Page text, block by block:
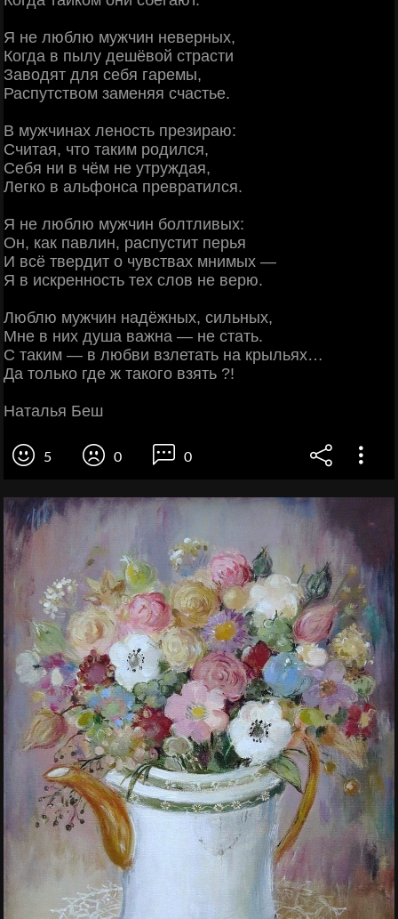
Я не люблю мужчин неверных,
Когда в пылу дешёвой страсти
Заводят для себя гаремы,
Распутством заменяя счастье.
В мужчинах леность презираю:
Считая, что таким родился,
Себя ни в чём не утруждая,
Легко в альфонса превратился.
Я не люблю мужчин болтливых:
Он, как павлин, распустит перья
И всё твердит о чувствах мнимых —
Я в искренность тех слов не верю.
Люблю мужчин надёжных, сильных,
Мне в них душа важна — не стать.
С таким — в любви взлетать на крыльях…
Да только где ж такого взять ?!
Наталья Беш
5 0 0